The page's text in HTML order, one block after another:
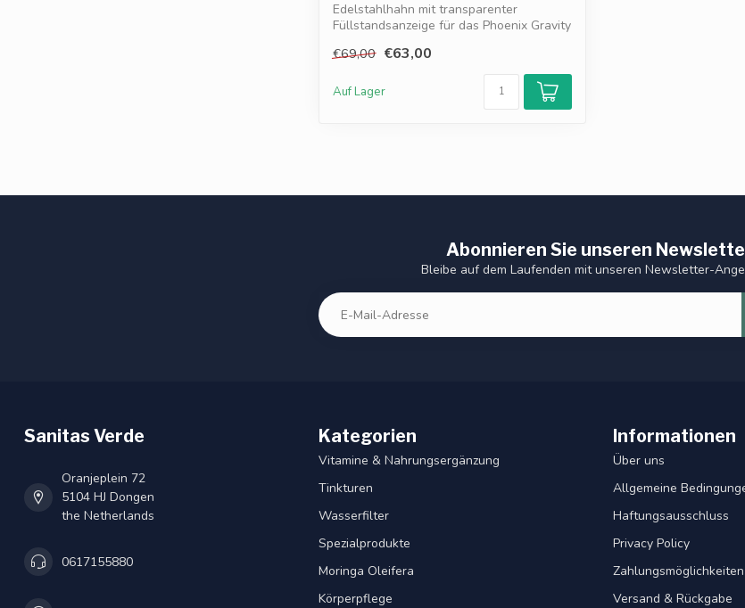
Edelstahlhahn mit transparenter
Füllstandsanzeige für das Phoenix Gravity
€69,00 €63,00
Auf Lager
Abonnieren Sie unseren
Bleibe auf dem Laufenden mit unseren Newsletter-
Sanitas Verde
Oranjeplein 72
5104 HJ Dongen
the Netherlands
0617155880
Kategorien
Vitamine & Nahrungsergänzung
Tinkturen
Wasserfilter
Spezialprodukte
Moringa Oleifera
Körperpflege
Informationen
Über uns
Allgemeine
Haftungsausschluss
Privacy Policy
Zahlungsmöglichkeiten
Versand & Rückgabe